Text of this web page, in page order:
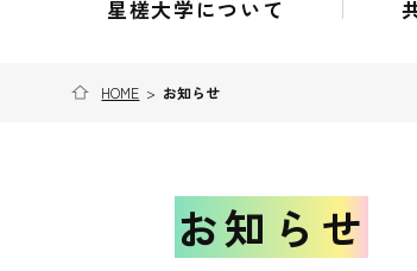
星槎大学について
HOME > お知らせ
お知らせ